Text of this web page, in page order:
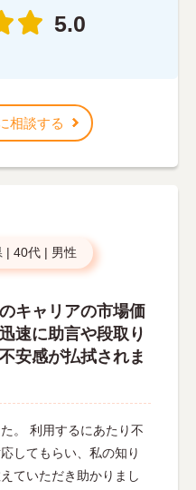
5.0
相談する
| 40代 | 男性
キャリアの市場価
速に助言や段取り
安感が払拭されま
。 利用するにあたり不
してもらい、私の知り
ていただき助かりまし